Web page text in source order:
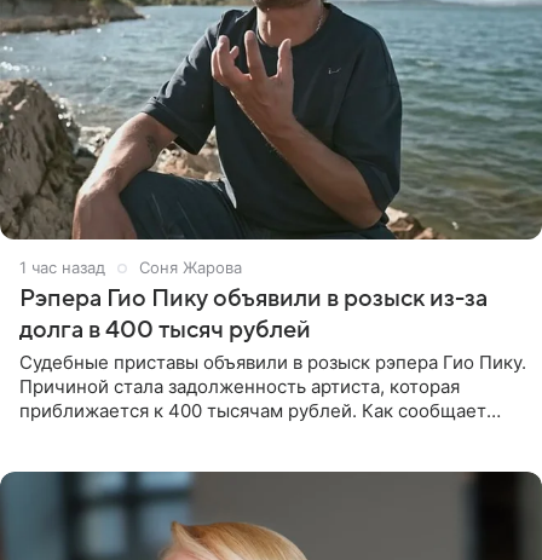
1 час назад Соня Жарова
Рэпера Гио Пику объявили в розыск из-за
долга в 400 тысяч рублей
Судебные приставы объявили в розыск рэпера Гио Пику.
Причиной стала задолженность артиста, которая
приближается к 400 тысячам рублей. Как сообщает